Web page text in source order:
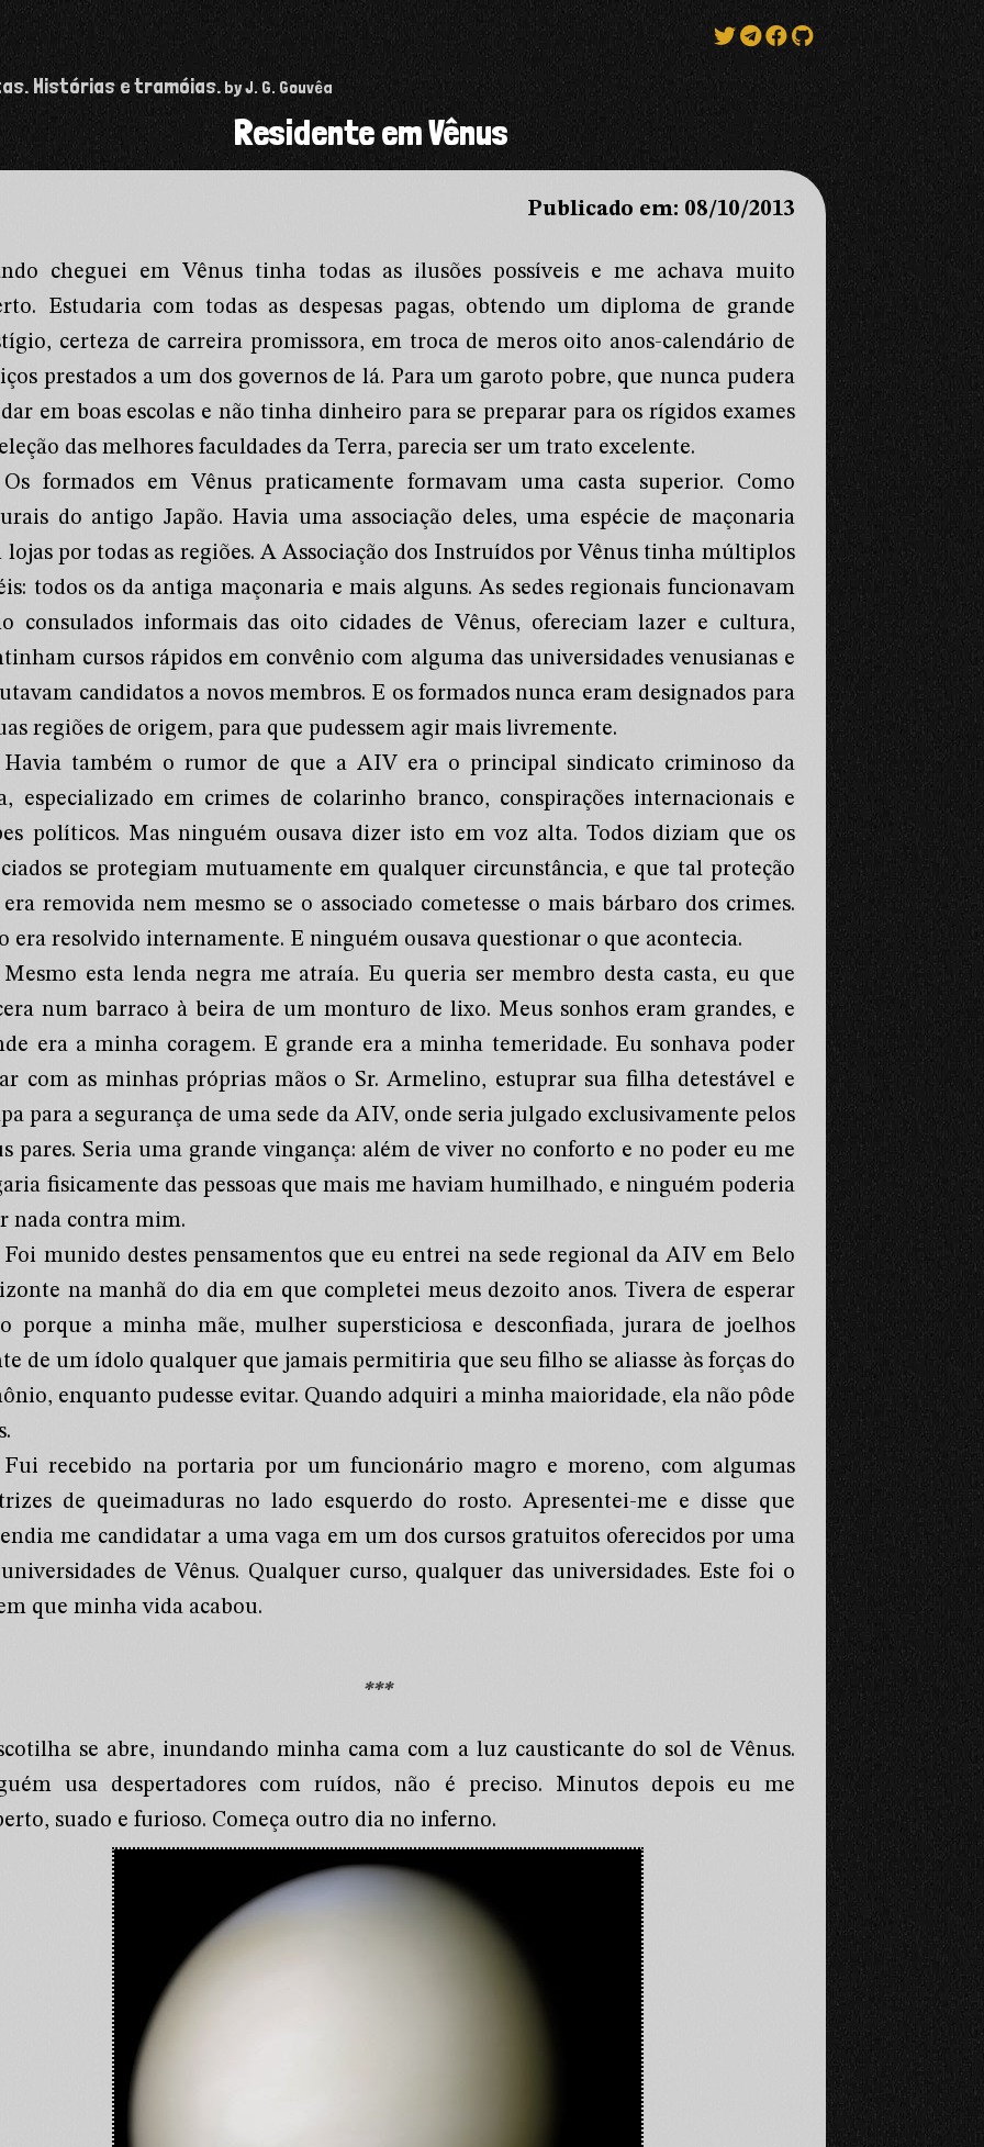
Histórias e tramóias. by J. G. Gouvêa
Residente em Vênus
Publicado em: 08/10/2013
cheguei em Vênus tinha todas as ilusões possíveis e me achava muito
Estudaria com todas as despesas pagas, obtendo um diploma de grande
certeza de carreira promissora, em troca de meros oito anos-calendário de
prestados a um dos governos de lá. Para um garoto pobre, que nunca pudera
em boas escolas e não tinha dinheiro para se preparar para os rígidos exames
das melhores faculdades da Terra, parecia ser um trato excelente.
Os formados em Vênus praticamente formavam uma casta superior. Como
do antigo Japão. Havia uma associação deles, uma espécie de maçonaria
lojas por todas as regiões. A Associação dos Instruídos por Vênus tinha múltiplos
todos os da antiga maçonaria e mais alguns. As sedes regionais funcionavam
consulados informais das oito cidades de Vênus, ofereciam lazer e cultura,
cursos rápidos em convênio com alguma das universidades venusianas e
candidatos a novos membros. E os formados nunca eram designados para
regiões de origem, para que pudessem agir mais livremente.
Havia também o rumor de que a AIV era o principal sindicato criminoso da
especializado em crimes de colarinho branco, conspirações internacionais e
políticos. Mas ninguém ousava dizer isto em voz alta. Todos diziam que os
se protegiam mutuamente em qualquer circunstância, e que tal proteção
removida nem mesmo se o associado cometesse o mais bárbaro dos crimes.
era resolvido internamente. E ninguém ousava questionar o que acontecia.
Mesmo esta lenda negra me atraía. Eu queria ser membro desta casta, eu que
num barraco à beira de um monturo de lixo. Meus sonhos eram grandes, e
era a minha coragem. E grande era a minha temeridade. Eu sonhava poder
com as minhas próprias mãos o Sr. Armelino, estuprar sua filha detestável e
para a segurança de uma sede da AIV, onde seria julgado exclusivamente pelos
pares. Seria uma grande vingança: além de viver no conforto e no poder eu me
fisicamente das pessoas que mais me haviam humilhado, e ninguém poderia
nada contra mim.
Foi munido destes pensamentos que eu entrei na sede regional da AIV em Belo
na manhã do dia em que completei meus dezoito anos. Tivera de esperar
porque a minha mãe, mulher supersticiosa e desconfiada, jurara de joelhos
de um ídolo qualquer que jamais permitiria que seu filho se aliasse às forças do
enquanto pudesse evitar. Quando adquiri a minha maioridade, ela não pôde
Fui recebido na portaria por um funcionário magro e moreno, com algumas
de queimaduras no lado esquerdo do rosto. Apresentei-me e disse que
me candidatar a uma vaga em um dos cursos gratuitos oferecidos por uma
de Vênus. Qualquer curso, qualquer das universidades. Este foi o
que minha vida acabou.
***
se abre, inundando minha cama com a luz causticante do sol de Vênus.
usa despertadores com ruídos, não é preciso. Minutos depois eu me
suado e furioso. Começa outro dia no inferno.